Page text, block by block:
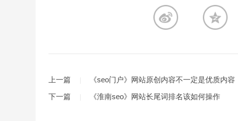
上一篇
《seo门户》网站原创内容不一定是优质内容
下一篇
《淮南seo》网站长尾词排名该如何操作